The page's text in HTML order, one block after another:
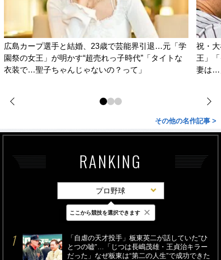
広島カープ選手と結婚、23歳で芸能界引退…元「学
園祭の女王」が明かす“超売れっ子時代”「タイトな
衣装で…聖子ちゃんじゃないの？って」
祝・
王」
妻は…
その他の名作記事 >
RANKING
プロ野球
最新 24時間 週間
「自虐の天才投手」板東英二が話していた“ひ
とつの嘘”…「じつは長嶋茂雄・王貞治キラー
だった」なぜ板東は“第二の人生”で成功できた
ここから競技を選択できます ×